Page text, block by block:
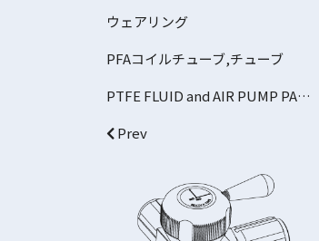
ウェアリング
PFAコイルチューブ,チューブ
PTFE FLUID and AIR PUMP PARTS
Prev